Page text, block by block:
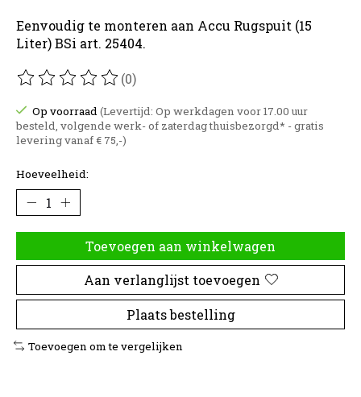
Eenvoudig te monteren aan Accu Rugspuit (15
Liter) BSi art. 25404.
De beoordeling van dit product is
(0)
Op voorraad (Levertijd: Op werkdagen voor 17.00 uur
besteld, volgende werk- of zaterdag thuisbezorgd* - gratis
levering vanaf € 75,-)
Hoeveelheid:
Toevoegen aan winkelwagen
Aan verlanglijst toevoegen
Plaats bestelling
Toevoegen om te vergelijken